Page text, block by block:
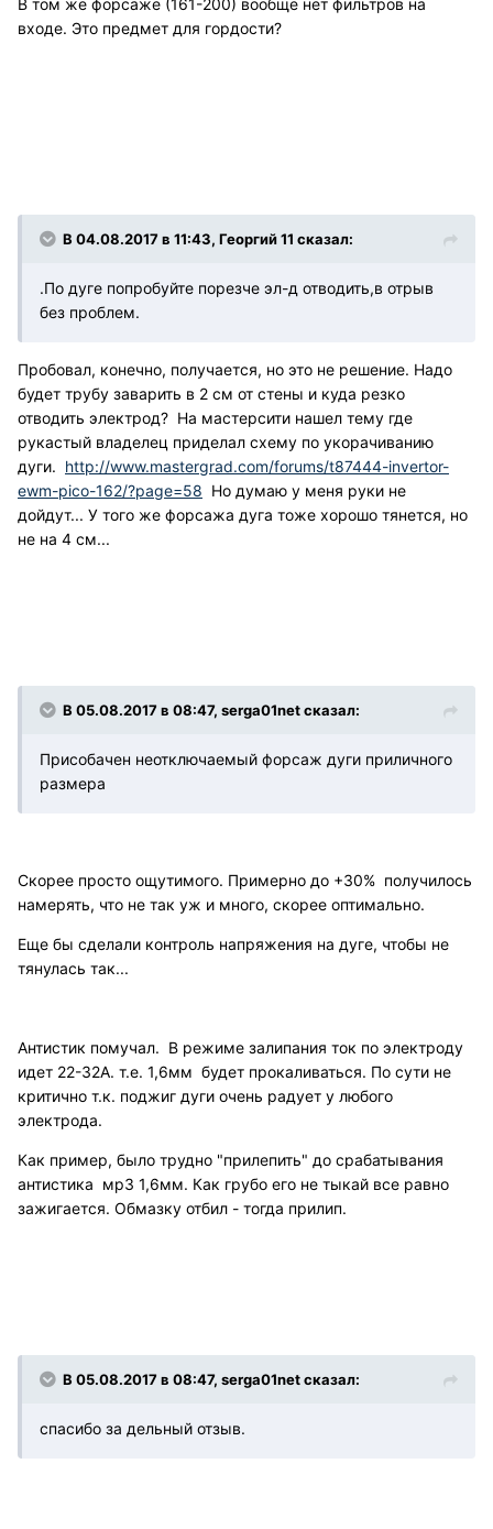
В том же форсаже (161-200) вообще нет фильтров на
входе. Это предмет для гордости?
В 04.08.2017 в 11:43, Георгий 11 сказал:
.По дуге попробуйте порезче эл-д отводить,в отрыв
без проблем.
Пробовал, конечно, получается, но это не решение. Надо
будет трубу заварить в 2 см от стены и куда резко
отводить электрод? На мастерсити нашел тему где
рукастый владелец приделал схему по укорачиванию
дуги. http://www.mastergrad.com/forums/t87444-invertor-
ewm-pico-162/?page=58 Но думаю у меня руки не
дойдут... У того же форсажа дуга тоже хорошо тянется, но
не на 4 см...
В 05.08.2017 в 08:47, serga01net сказал:
Присобачен неотключаемый форсаж дуги приличного
размера
Скорее просто ощутимого. Примерно до +30% получилось
намерять, что не так уж и много, скорее оптимально.
Еще бы сделали контроль напряжения на дуге, чтобы не
тянулась так...
Антистик помучал. В режиме залипания ток по электроду
идет 22-32А. т.е. 1,6мм будет прокаливаться. По сути не
критично т.к. поджиг дуги очень радует у любого
электрода.
Как пример, было трудно "прилепить" до срабатывания
антистика мр3 1,6мм. Как грубо его не тыкай все равно
зажигается. Обмазку отбил - тогда прилип.
В 05.08.2017 в 08:47, serga01net сказал:
спасибо за дельный отзыв.